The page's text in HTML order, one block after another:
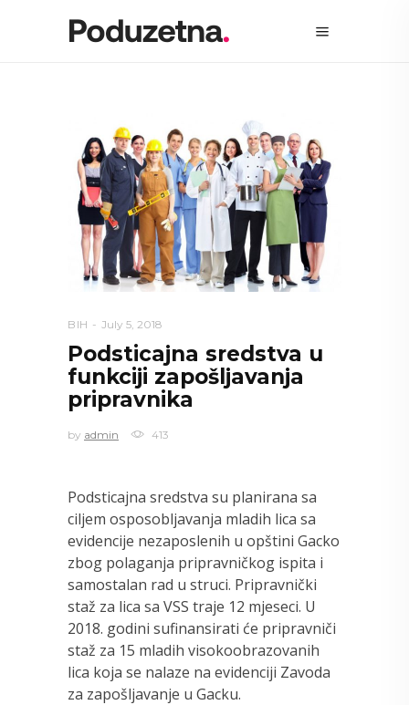
BIH July 5, 2018
Podsticajna sredstva u
funkciji zapošljavanja
pripravnika
by admin 413
Podsticajna sredstva su planirana sa
ciljem osposobljavanja mladih lica sa
evidencije nezaposlenih u opštini Gacko
zbog polaganja pripravničkog ispita i
samostalan rad u struci. Pripravnički
staž za lica sa VSS traje 12 mjeseci. U
2018. godini sufinansirati će pripravniči
staž za 15 mladih visokoobrazovanih
lica koja se nalaze na evidenciji Zavoda
za zapošljavanje u Gacku.